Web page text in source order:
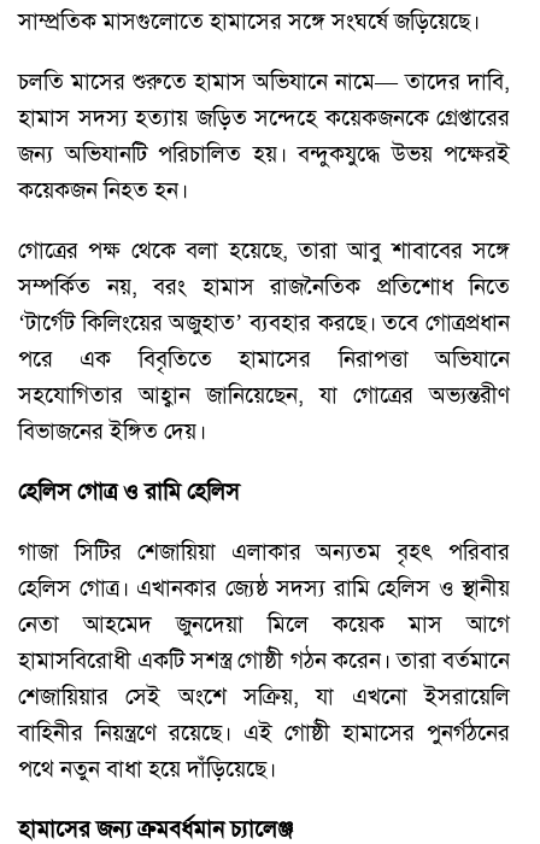
সাম্প্রতিক মাসগুলোতে হামাসের সঙ্গে সংঘর্ষে জড়িয়েছে।
চলতি মাসের শুরুতে হামাস অভিযানে নামে— তাদের দাবি,
হামাস সদস্য হত্যায় জড়িত সন্দেহে কয়েকজনকে গ্রেপ্তারের
জন্য অভিযানটি পরিচালিত হয়। বন্দুকযুদ্ধে উভয় পক্ষেরই
কয়েকজন নিহত হন।
গোত্রের পক্ষ থেকে বলা হয়েছে, তারা আবু শাবাবের সঙ্গে
সম্পর্কিত নয়, বরং হামাস রাজনৈতিক প্রতিশোধ নিতে
‘টার্গেট কিলিংয়ের অজুহাত’ ব্যবহার করছে। তবে গোত্রপ্রধান
পরে এক বিবৃতিতে হামাসের নিরাপত্তা অভিযানে
সহযোগিতার আহ্বান জানিয়েছেন, যা গোত্রের অভ্যন্তরীণ
বিভাজনের ইঙ্গিত দেয়।
হেলিস গোত্র ও রামি হেলিস
গাজা সিটির শেজায়িয়া এলাকার অন্যতম বৃহৎ পরিবার
হেলিস গোত্র। এখানকার জ্যেষ্ঠ সদস্য রামি হেলিস ও স্থানীয়
নেতা আহমেদ জুনদেয়া মিলে কয়েক মাস আগে
হামাসবিরোধী একটি সশস্ত্র গোষ্ঠী গঠন করেন। তারা বর্তমানে
শেজায়িয়ার সেই অংশে সক্রিয়, যা এখনো ইসরায়েলি
বাহিনীর নিয়ন্ত্রণে রয়েছে। এই গোষ্ঠী হামাসের পুনর্গঠনের
পথে নতুন বাধা হয়ে দাঁড়িয়েছে।
হামাসের জন্য ক্রমবর্ধমান চ্যালেঞ্জ